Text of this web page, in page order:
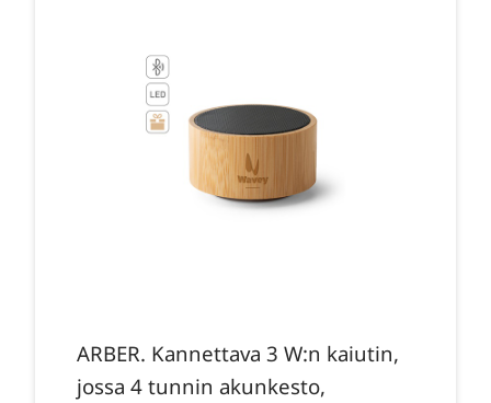
ARBER. Kannettava 3 W:n kaiutin,
jossa 4 tunnin akunkesto,